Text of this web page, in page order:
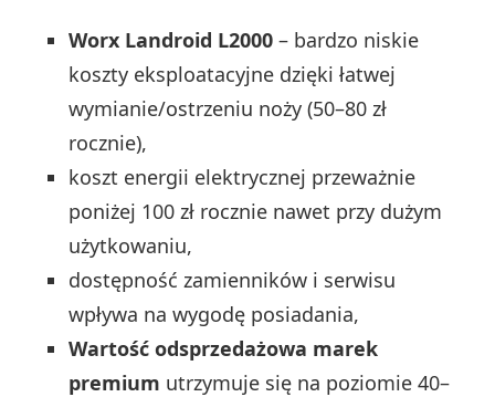
Worx Landroid L2000 – bardzo niskie
koszty eksploatacyjne dzięki łatwej
wymianie/ostrzeniu noży (50–80 zł
rocznie),
koszt energii elektrycznej przeważnie
poniżej 100 zł rocznie nawet przy dużym
użytkowaniu,
dostępność zamienników i serwisu
wpływa na wygodę posiadania,
Wartość odsprzedażowa marek
premium utrzymuje się na poziomie 40–